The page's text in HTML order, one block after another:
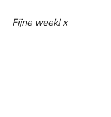
Fijne week! x